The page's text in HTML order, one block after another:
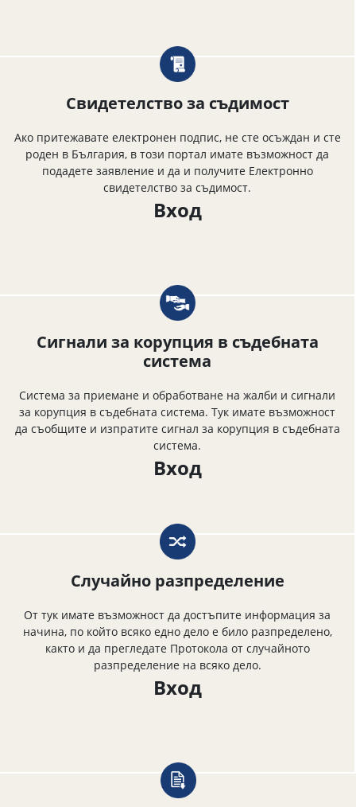
Свидетелство за съдимост
Ако притежавате електронен подпис, не сте осъждан и сте
роден в България, в този портал имате възможност да
подадете заявление и да и получите Електронно
свидетелство за съдимост.
Вход
Сигнали за корупция в съдебната
система
Система за приемане и обработване на жалби и сигнали
за корупция в съдебната система. Тук имате възможност
да съобщите и изпратите сигнал за корупция в съдебната
система.
Вход
Случайно разпределение
От тук имате възможност да достъпите информация за
начина, по който всяко едно дело е било разпределено,
както и да прегледате Протокола от случайното
разпределение на всяко дело.
Вход